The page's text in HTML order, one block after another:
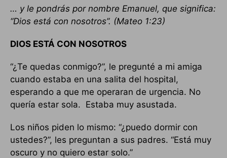
… y le pondrás por nombre Emanuel, que significa:
“Dios está con nosotros”. (Mateo 1:23)
DIOS ESTÁ CON NOSOTROS
“¿Te quedas conmigo?”, le pregunté a mi amiga
cuando estaba en una salita del hospital,
esperando a que me operaran de urgencia. No
quería estar sola. Estaba muy asustada.
Los niños piden lo mismo: “¿puedo dormir con
ustedes?”, les preguntan a sus padres. “Está muy
oscuro y no quiero estar solo.”